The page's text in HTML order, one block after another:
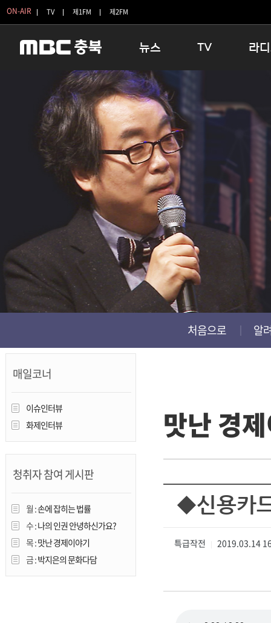
ON-AIR TV 제1FM 제2FM
뉴스
충청북도
충청북도 교육청
청주
충주
괴산
단양
보은
영동
옥천
음성
제천
증평
진천
TV
인생내컷
전국시대
시청자 FLEX
특집프로그램
종영프로그램
라
처음으로 알
매일코너
이슈인터뷰
화제인터뷰
청취자 참여 게시판
월 :손에 잡히는 법률
수 :나의 인권 안녕하신가요?
목 :맛난 경제이야기
금 :박지은의 문화다담
맛난 경
◆신용카
특급작전 2019.03.14